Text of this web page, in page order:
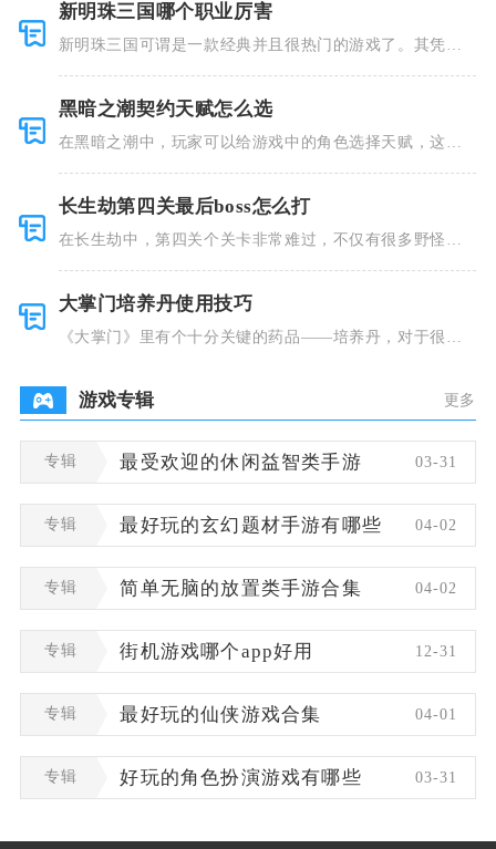
新明珠三国哪个职业厉害
新明珠三国可谓是一款经典并且很热门的游戏了。其凭借
黑暗之潮契约天赋怎么选
在黑暗之潮中，玩家可以给游戏中的角色选择天赋，这些
长生劫第四关最后boss怎么打
在长生劫中，第四关个关卡非常难过，不仅有很多野怪，
大掌门培养丹使用技巧
《大掌门》里有个十分关键的药品——培养丹，对于很多
游戏专辑 更多
专辑 最受欢迎的休闲益智类手游 03-31
专辑 最好玩的玄幻题材手游有哪些 04-02
专辑 简单无脑的放置类手游合集 04-02
专辑 街机游戏哪个app好用 12-31
专辑 最好玩的仙侠游戏合集 04-01
专辑 好玩的角色扮演游戏有哪些 03-31